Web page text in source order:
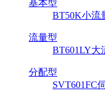
基本型
BT50K小流
流量型
BT601LY大
分配型
SVT601FC